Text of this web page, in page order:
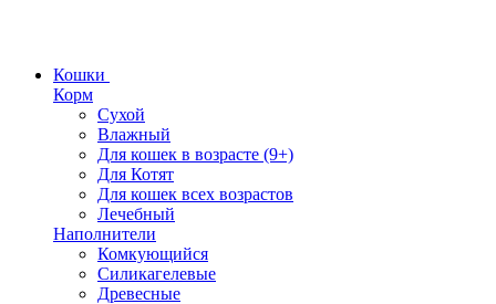
Кошки
Корм
Сухой
Влажный
Для кошек в возрасте (9+)
Для Котят
Для кошек всех возрастов
Лечебный
Наполнители
Комкующийся
Силикагелевые
Древесные